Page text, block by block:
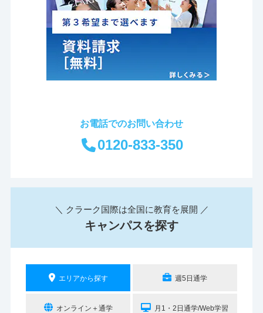
お電話でのお問い合わせ
0120-833-350
＼ クラーク国際は全国に教育を展開 ／
キャンパスを探す
エリアから探す 週5日通学
オンライン＋通学 月1・2日通学/Web学習